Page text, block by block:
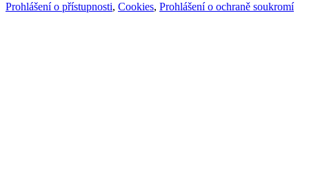
Prohlášení o přístupnosti, Cookies, Prohlášení o ochraně soukromí